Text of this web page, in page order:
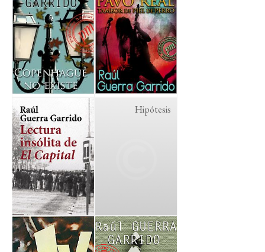
Hipótesis